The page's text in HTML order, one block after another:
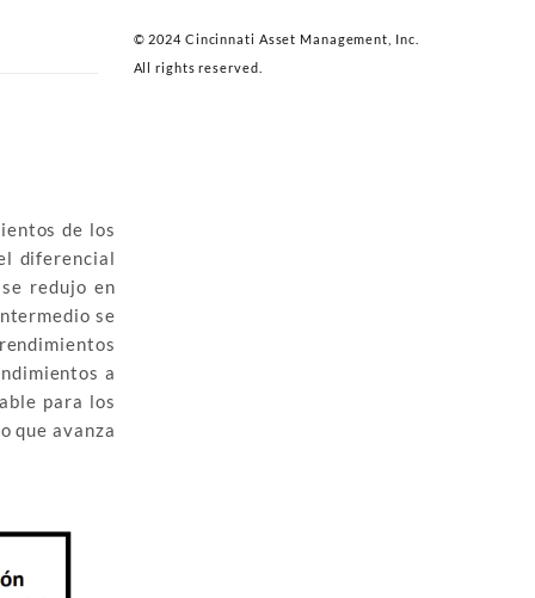
de los
diferencial
redujo en
se
a
para los
que avanza
© 2024 Cincinnati Asset Management, Inc.
All rights reserved.